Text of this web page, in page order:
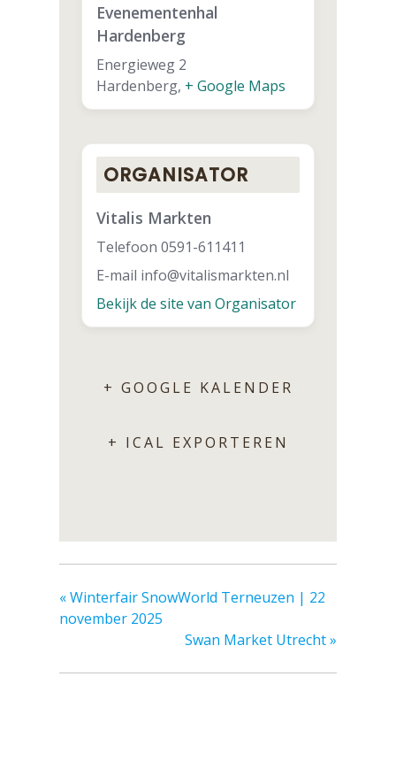
Evenementenhal
Hardenberg
Energieweg 2
Hardenberg, + Google Maps
ORGANISATOR
Vitalis Markten
Telefoon 0591-611411
E-mail info@vitalismarkten.nl
Bekijk de site van Organisator
+ GOOGLE KALENDER
+ ICAL EXPORTEREN
«Winterfair SnowWorld Terneuzen | 22
november 2025
Swan Market Utrecht»